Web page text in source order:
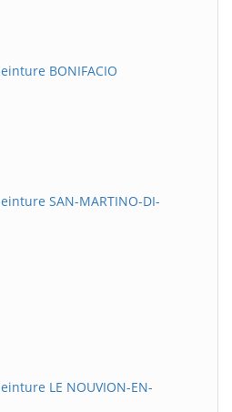
BONIFACIO
SAN-MARTINO-DI-
LE NOUVION-EN-